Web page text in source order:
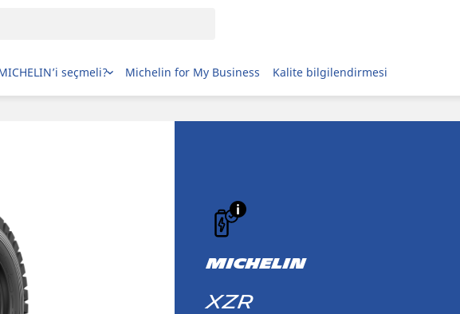
seçmeli? Michelin for My Business Kalite bilgilendirmesi
MICHELIN
XZR